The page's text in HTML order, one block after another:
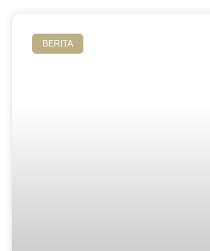
BERITA